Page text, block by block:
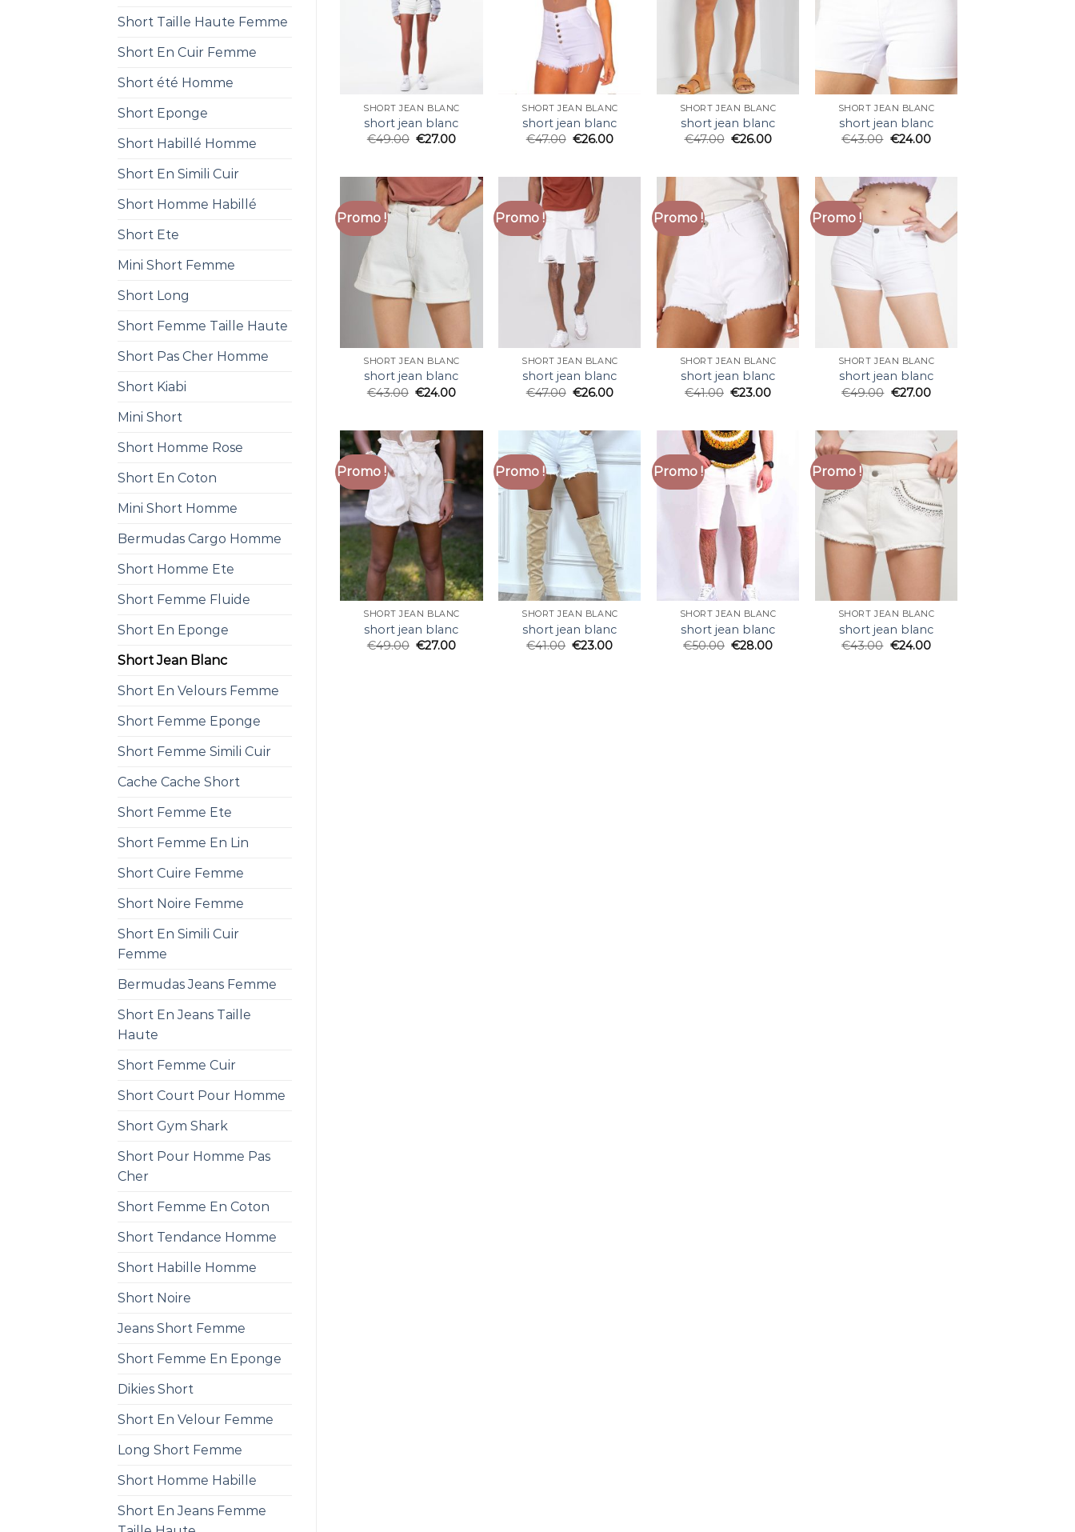
Short Taille Haute Femme
Short En Cuir Femme
Short été Homme
Short Eponge
Short Habillé Homme
Short En Simili Cuir
Short Homme Habillé
Short Ete
Mini Short Femme
Short Long
Short Femme Taille Haute
Short Pas Cher Homme
Short Kiabi
Mini Short
Short Homme Rose
Short En Coton
Mini Short Homme
Bermudas Cargo Homme
Short Homme Ete
Short Femme Fluide
Short En Eponge
Short Jean Blanc
Short En Velours Femme
Short Femme Eponge
Short Femme Simili Cuir
Cache Cache Short
Short Femme Ete
Short Femme En Lin
Short Cuire Femme
Short Noire Femme
Short En Simili Cuir
Femme
Bermudas Jeans Femme
Short En Jeans Taille
Haute
Short Femme Cuir
Short Court Pour Homme
Short Gym Shark
Short Pour Homme Pas
Cher
Short Femme En Coton
Short Tendance Homme
Short Habille Homme
Short Noire
Jeans Short Femme
Short Femme En Eponge
Dikies Short
Short En Velour Femme
Long Short Femme
Short Homme Habille
Short En Jeans Femme
SHORT JEAN BLANC
short jean blanc
€49.00 €27.00
SHORT JEAN BLANC
short jean blanc
€47.00 €26.00
SHORT JEAN BLANC
short jean blanc
€47.00 €26.00
SHORT JEAN BLANC
short jean blanc
€43.00 €24.00
Promo !
SHORT JEAN BLANC
short jean blanc
€43.00 €24.00
Promo !
SHORT JEAN BLANC
short jean blanc
€47.00 €26.00
Promo !
SHORT JEAN BLANC
short jean blanc
€41.00 €23.00
Promo !
SHORT JEAN BLANC
short jean blanc
€49.00 €27.00
Promo !
SHORT JEAN BLANC
short jean blanc
€49.00 €27.00
Promo !
SHORT JEAN BLANC
short jean blanc
€41.00 €23.00
Promo !
SHORT JEAN BLANC
short jean blanc
€50.00 €28.00
Promo !
SHORT JEAN BLANC
short jean blanc
€43.00 €24.00